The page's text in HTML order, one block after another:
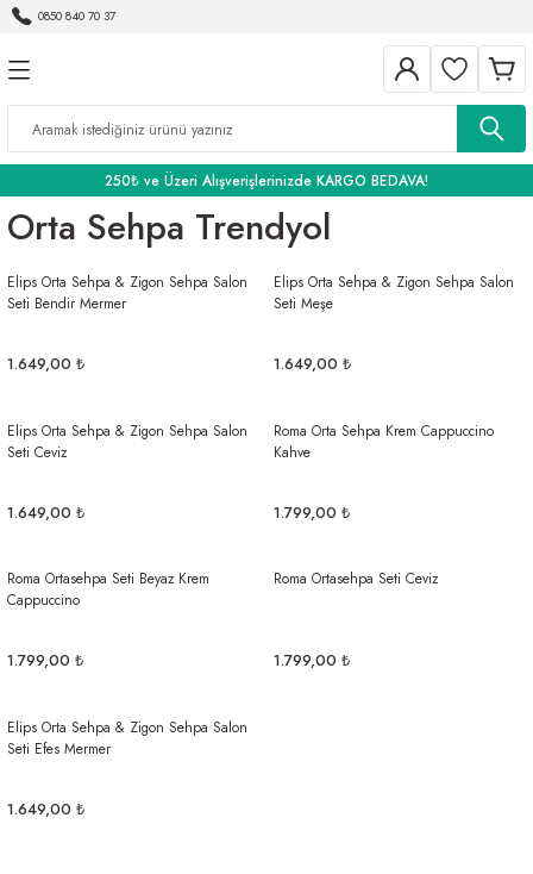
0850 840 70 37
250₺ ve Üzeri Alışverişlerinizde KARGO BEDAVA!
Orta Sehpa Trendyol
Elips Orta Sehpa & Zigon Sehpa Salon
Seti Bendir Mermer
1.649,00 ₺
Elips Orta Sehpa & Zigon Sehpa Salon
Seti Meşe
1.649,00 ₺
Elips Orta Sehpa & Zigon Sehpa Salon
Seti Ceviz
1.649,00 ₺
Roma Orta Sehpa Krem Cappuccino
Kahve
1.799,00 ₺
Roma Ortasehpa Seti Beyaz Krem
Cappuccino
1.799,00 ₺
Roma Ortasehpa Seti Ceviz
1.799,00 ₺
Elips Orta Sehpa & Zigon Sehpa Salon
Seti Efes Mermer
1.649,00 ₺